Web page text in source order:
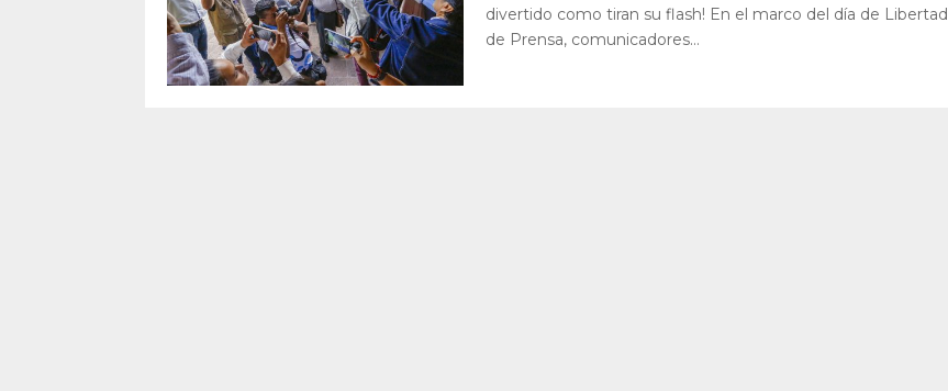
divertido como tiran su flash! En el marco del día de Libertad
de Prensa, comunicadores...